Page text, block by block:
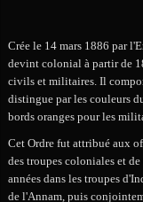
Crée le 14 mars 1886 par
devint colonial à partir de
civils et militaires. Il
distingue par les couleurs
bords oranges pour les
Cet Ordre fut attribué aux
des troupes coloniales et
années dans les troupes
de l'Annam, puis